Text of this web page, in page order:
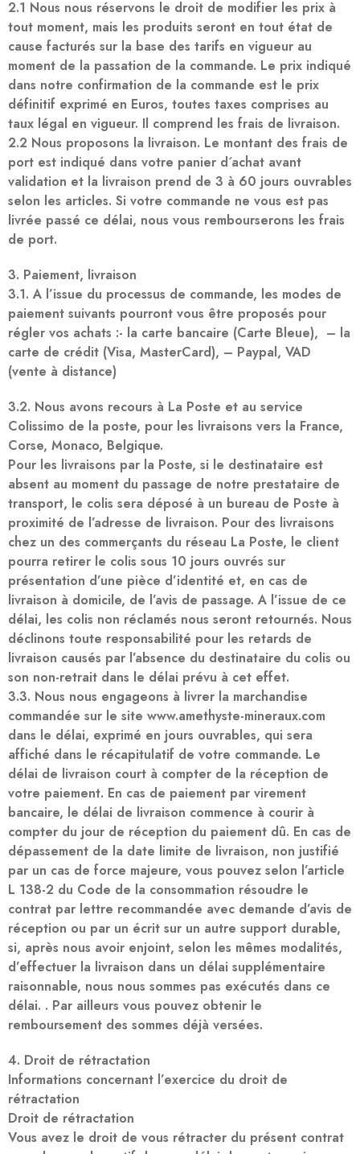
2.1 Nous nous réservons le droit de modifier les prix à
tout moment, mais les produits seront en tout état de
cause facturés sur la base des tarifs en vigueur au
moment de la passation de la commande. Le prix indiqué
dans notre confirmation de la commande est le prix
définitif exprimé en Euros, toutes taxes comprises au
taux légal en vigueur. Il comprend les frais de livraison.
2.2 Nous proposons la livraison. Le montant des frais de
port est indiqué dans votre panier d´achat avant
validation et la livraison prend de 3 à 60 jours ouvrables
selon les articles. Si votre commande ne vous est pas
livrée passé ce délai, nous vous rembourserons les frais
de port.
3. Paiement, livraison
3.1. A l’issue du processus de commande, les modes de
paiement suivants pourront vous être proposés pour
régler vos achats :- la carte bancaire (Carte Bleue), – la
carte de crédit (Visa, MasterCard), – Paypal, VAD
(vente à distance)
3.2. Nous avons recours à La Poste et au service
Colissimo de la poste, pour les livraisons vers la France,
Corse, Monaco, Belgique.
Pour les livraisons par la Poste, si le destinataire est
absent au moment du passage de notre prestataire de
transport, le colis sera déposé à un bureau de Poste à
proximité de l’adresse de livraison. Pour des livraisons
chez un des commerçants du réseau La Poste, le client
pourra retirer le colis sous 10 jours ouvrés sur
présentation d’une pièce d’identité et, en cas de
livraison à domicile, de l’avis de passage. A l’issue de ce
délai, les colis non réclamés nous seront retournés. Nous
déclinons toute responsabilité pour les retards de
livraison causés par l’absence du destinataire du colis ou
son non-retrait dans le délai prévu à cet effet.
3.3. Nous nous engageons à livrer la marchandise
commandée sur le site www.amethyste-mineraux.com
dans le délai, exprimé en jours ouvrables, qui sera
affiché dans le récapitulatif de votre commande. Le
délai de livraison court à compter de la réception de
votre paiement. En cas de paiement par virement
bancaire, le délai de livraison commence à courir à
compter du jour de réception du paiement dû. En cas de
dépassement de la date limite de livraison, non justifié
par un cas de force majeure, vous pouvez selon l’article
L 138-2 du Code de la consommation résoudre le
contrat par lettre recommandée avec demande d’avis de
réception ou par un écrit sur un autre support durable,
si, après nous avoir enjoint, selon les mêmes modalités,
d’effectuer la livraison dans un délai supplémentaire
raisonnable, nous nous sommes pas exécutés dans ce
délai. . Par ailleurs vous pouvez obtenir le
remboursement des sommes déjà versées.
4. Droit de rétractation
Informations concernant l’exercice du droit de
rétractation
Droit de rétractation
Vous avez le droit de vous rétracter du présent contrat